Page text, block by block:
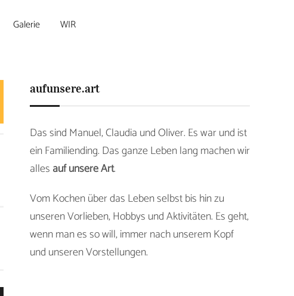
Galerie WIR
aufunsere.art
Das sind Manuel, Claudia und Oliver. Es war und ist
ein Familiending. Das ganze Leben lang machen wir
alles auf unsere Art.
Vom Kochen über das Leben selbst bis hin zu
unseren Vorlieben, Hobbys und Aktivitäten. Es geht,
wenn man es so will, immer nach unserem Kopf
und unseren Vorstellungen.